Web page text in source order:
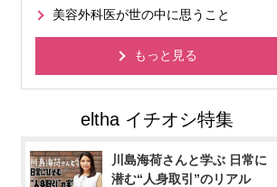
美容外科医が世の中に思うこと
もっと見る
川島海荷さんと学ぶ 日常に
潜む“人身取引”のリアル